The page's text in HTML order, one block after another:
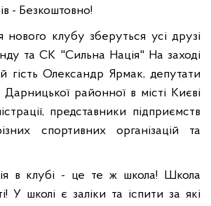
- Безкоштовно!
нового клубу зберуться усі друзі
та СК "Сильна Нація" На заході
гість Олександр Ярмак, депутати
районної в місті Києві
представники підприємств
спортивних організацій та
в клубі - це те ж школа! Школа
У школі є заліки та іспити за які